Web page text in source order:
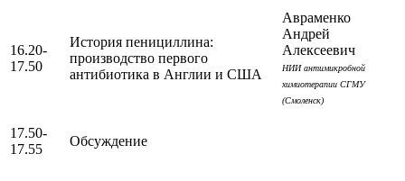
16.20-
17.50
История пенициллина:
производство первого
антибиотика в Англии и США
Авраменко
Андрей
Алексеевич
НИИ антимикробной
химиотерапии СГМУ
(Смоленск)
17.50-
17.55
Обсуждение